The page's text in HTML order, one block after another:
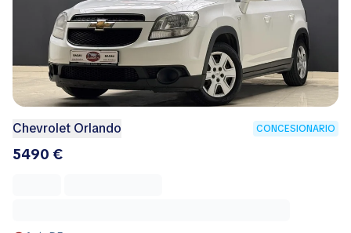
Chevrolet Orlando CONCESIONARIO
5490 €